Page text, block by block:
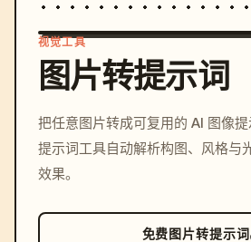
c,
视觉工具
图片转提示词
把任意图片转成可复用的 AI 图像
提示词工具自动解析构图、风格与
效果。
免费图片转提示词